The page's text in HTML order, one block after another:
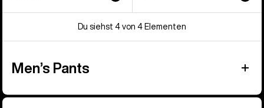
Du siehst 4 von 4 Elementen
Men’s Pants